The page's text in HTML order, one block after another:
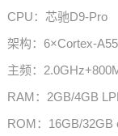
CPU：芯驰D9-Pro
架构：6×Cortex-
主频：
RAM：2GB/4GB
ROM：16GB/32GB